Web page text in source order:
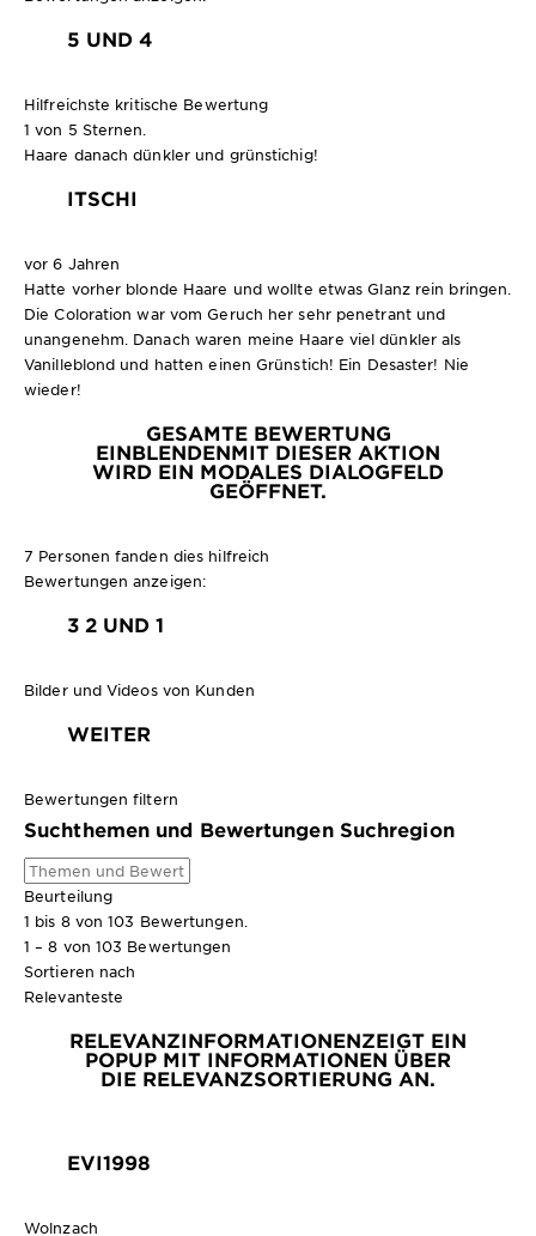
5 UND 4
Hilfreichste kritische Bewertung
1 von 5 Sternen.
Haare danach dünkler und grünstichig!
ITSCHI
vor 6 Jahren
Hatte vorher blonde Haare und wollte etwas Glanz rein bringen.
Die Coloration war vom Geruch her sehr penetrant und
unangenehm. Danach waren meine Haare viel dünkler als
Vanilleblond und hatten einen Grünstich! Ein Desaster! Nie
wieder!
GESAMTE BEWERTUNG
EINBLENDENMIT DIESER AKTION
WIRD EIN MODALES DIALOGFELD
GEÖFFNET.
7 Personen fanden dies hilfreich
Bewertungen anzeigen:
3 2 UND 1
Bilder und Videos von Kunden
WEITER
Bewertungen filtern
Suchthemen und Bewertungen Suchregion
Beurteilung
1 bis 8 von 103 Bewertungen.
1 – 8 von 103 Bewertungen
Sortieren nach
Relevanteste
RELEVANZINFORMATIONENZEIGT EIN
POPUP MIT INFORMATIONEN ÜBER
DIE RELEVANZSORTIERUNG AN.
EVI1998
Wolnzach